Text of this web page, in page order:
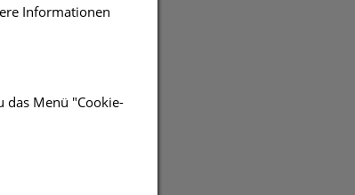
x 20g
Informationen
das Menü "Cookie-